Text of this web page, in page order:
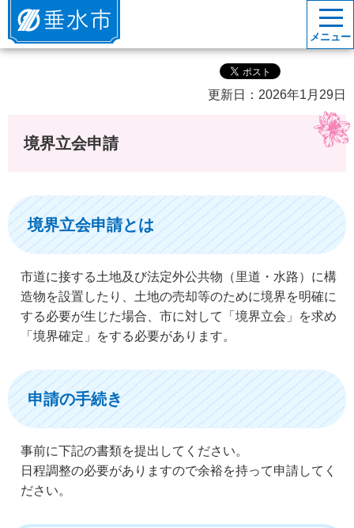
垂水市
メニュー
更新日：2026年1月29日
境界立会申請
境界立会申請とは
市道に接する土地及び法定外公共物（里道・水路）に構
造物を設置したり、土地の売却等のために境界を明確に
する必要が生じた場合、市に対して「境界立会」を求め
「境界確定」をする必要があります。
申請の手続き
事前に下記の書類を提出してください。
日程調整の必要がありますので余裕を持って申請してく
ださい。